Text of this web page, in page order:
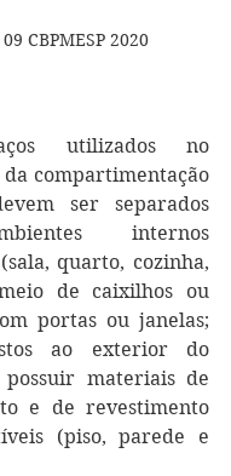
CBPMESP 2020
utilizados no
compartimentação
ser separados
internos
quarto, cozinha,
de caixilhos ou
portas ou janelas;
ao exterior do
materiais de
e de revestimento
(piso, parede e